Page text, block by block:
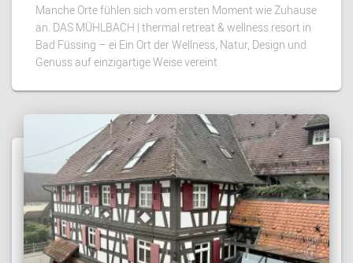
Manche Orte fühlen sich vom ersten Moment wie Zuhause
an. DAS MÜHLBACH | thermal retreat & wellness resort in
Bad Füssing – ei Ein Ort der Wellness, Natur, Design und
Genuss auf einzigartige Weise vereint